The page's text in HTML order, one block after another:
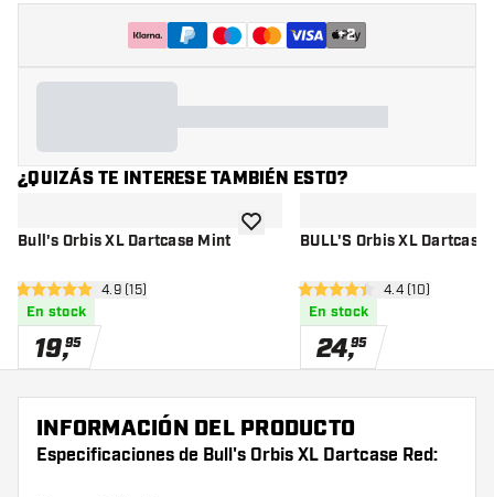
+2
¿QUIZÁS TE INTERESE TAMBIÉN ESTO?
Bull's Orbis XL Dartcase Mint
abrir panel de reseñas
4.9 estrellas de puntuación
4.9 (15)
En stock
19,95
añadir a la lista de deseos
BULL'S Orbis XL Dartcase
abrir panel de
4.4 estrellas de puntuación
4.4 (10)
En stock
24,95
INFORMACIÓN DEL PRODUCTO
Especificaciones de Bull's Orbis XL Dartcase Red: